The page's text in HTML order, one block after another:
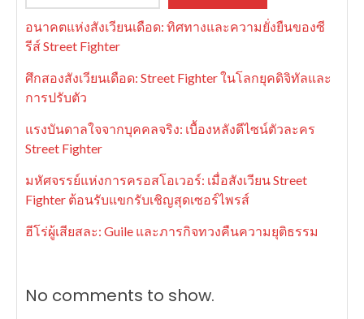
อนาคตแห่งสังเวียนเดือด: ทิศทางและความยั่งยืนของซี
รีส์ Street Fighter
ศึกสองสังเวียนเดือด: Street Fighter ในโลกยุคดิจิทัลและ
การปรับตัว
แรงบันดาลใจจากบุคคลจริง: เบื้องหลังดีไซน์ตัวละคร
Street Fighter
มหัศจรรย์แห่งการครอสโอเวอร์: เมื่อสังเวียน Street
Fighter ต้อนรับแขกรับเชิญสุดเซอร์ไพรส์
ฮีโร่ผู้เสียสละ: Guile และภารกิจทวงคืนความยุติธรรม
No comments to show.